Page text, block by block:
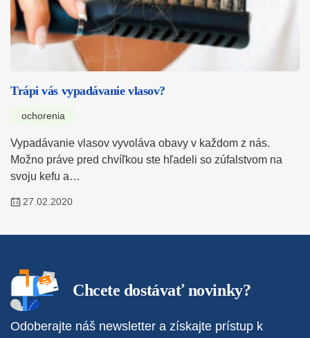
Trápi vás vypadávanie vlasov?
ochorenia
Vypadávanie vlasov vyvoláva obavy v každom z nás.
Možno práve pred chvíľkou ste hľadeli so zúfalstvom na
svoju kefu a…
27.02.2020
Chcete dostávať novinky?
Odoberajte náš newsletter a získajte prístup k